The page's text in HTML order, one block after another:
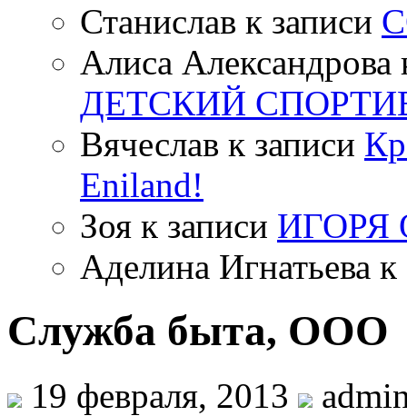
Станислав к записи
Алиса Александрова
ДЕТСКИЙ
Вячеслав к записи
Eniland!
Зоя к записи ИГОРЯ
Аделина Игнатьева к
Служба быта, ООО
19 февраля, 2013